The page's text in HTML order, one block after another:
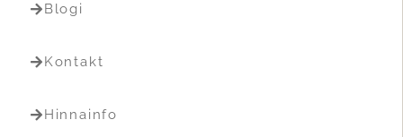
Blogi
Kontakt
Hinnainfo